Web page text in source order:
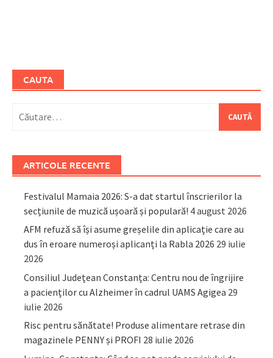
CAUTA
după:
ARTICOLE RECENTE
Festivalul Mamaia 2026: S-a dat startul înscrierilor la
secțiunile de muzică ușoară și populară! 4 august 2026
AFM refuză să își asume greșelile din aplicație care au
dus în eroare numeroși aplicanți la Rabla 2026 29 iulie
2026
Consiliul Județean Constanța: Centru nou de îngrijire
a pacienților cu Alzheimer în cadrul UAMS Agigea 29
iulie 2026
Risc pentru sănătate! Produse alimentare retrase din
magazinele PENNY și PROFI 28 iulie 2026